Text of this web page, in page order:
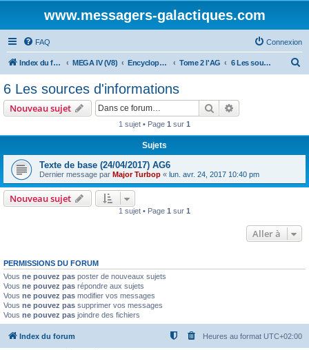
www.messagers-galactiques.com
FAQ Connexion
Index du forum MEGA IV (V8) Encyclopédie (V8) Tome 2 l'AG 6 Les sources d'informations
6 Les sources d'informations
Nouveau sujet Rechercher
1 sujet • Page 1 sur 1
Sujets
Texte de base (24/04/2017) AG6
Dernier message par Major Turbop « lun. avr. 24, 2017 10:40 pm
Nouveau sujet
1 sujet • Page 1 sur 1
Aller à
PERMISSIONS DU FORUM
Vous ne pouvez pas poster de nouveaux sujets
Vous ne pouvez pas répondre aux sujets
Vous ne pouvez pas modifier vos messages
Vous ne pouvez pas supprimer vos messages
Vous ne pouvez pas joindre des fichiers
Index du forum Heures au format UTC+02:00